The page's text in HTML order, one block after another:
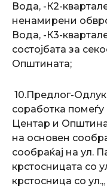
Вода, -К2-
ненамирени
Вода, -К3-
состојбата за
10.Предлог-
соработка
Центар и
на основен
сообраќај на ул.
крстосницата со
крстосница со